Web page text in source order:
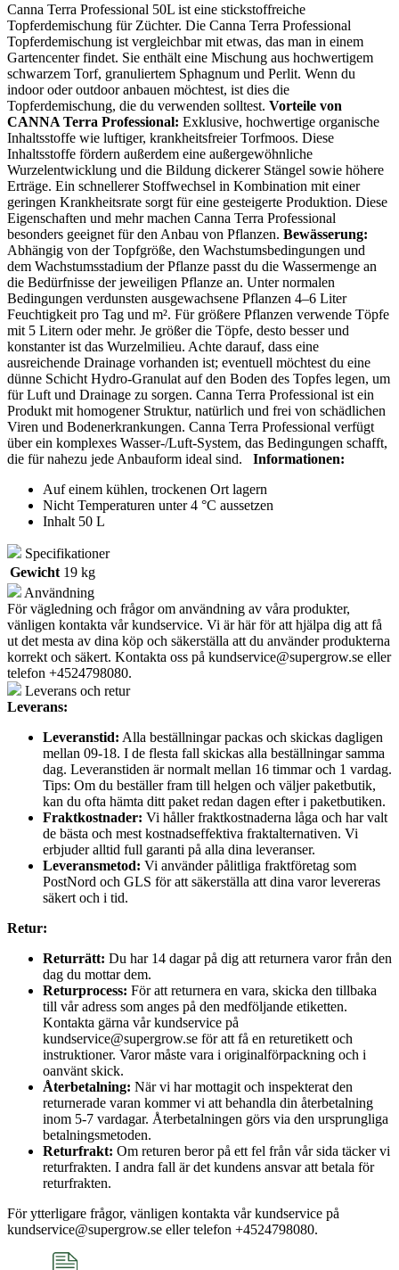
Canna Terra Professional 50L ist eine stickstoffreiche
Topferdemischung für Züchter. Die Canna Terra Professional
Topferdemischung ist vergleichbar mit etwas, das man in einem
Gartencenter findet. Sie enthält eine Mischung aus hochwertigem
schwarzem Torf, granuliertem Sphagnum und Perlit. Wenn du
indoor oder outdoor anbauen möchtest, ist dies die
Topferdemischung, die du verwenden solltest. Vorteile von
CANNA Terra Professional: Exklusive, hochwertige organische
Inhaltsstoffe wie luftiger, krankheitsfreier Torfmoos. Diese
Inhaltsstoffe fördern außerdem eine außergewöhnliche
Wurzelentwicklung und die Bildung dickerer Stängel sowie höhere
Erträge. Ein schnellerer Stoffwechsel in Kombination mit einer
geringen Krankheitsrate sorgt für eine gesteigerte Produktion. Diese
Eigenschaften und mehr machen Canna Terra Professional
besonders geeignet für den Anbau von Pflanzen. Bewässerung:
Abhängig von der Topfgröße, den Wachstumsbedingungen und
dem Wachstumsstadium der Pflanze passt du die Wassermenge an
die Bedürfnisse der jeweiligen Pflanze an. Unter normalen
Bedingungen verdunsten ausgewachsene Pflanzen 4–6 Liter
Feuchtigkeit pro Tag und m². Für größere Pflanzen verwende Töpfe
mit 5 Litern oder mehr. Je größer die Töpfe, desto besser und
konstanter ist das Wurzelmilieu. Achte darauf, dass eine
ausreichende Drainage vorhanden ist; eventuell möchtest du eine
dünne Schicht Hydro-Granulat auf den Boden des Topfes legen, um
für Luft und Drainage zu sorgen. Canna Terra Professional ist ein
Produkt mit homogener Struktur, natürlich und frei von schädlichen
Viren und Bodenerkrankungen. Canna Terra Professional verfügt
über ein komplexes Wasser-/Luft-System, das Bedingungen schafft,
die für nahezu jede Anbauform ideal sind. Informationen:
Auf einem kühlen, trockenen Ort lagern
Nicht Temperaturen unter 4 °C aussetzen
Inhalt 50 L
Specifikationer
Gewicht 19 kg
Användning
För vägledning och frågor om användning av våra produkter,
vänligen kontakta vår kundservice. Vi är här för att hjälpa dig att få
ut det mesta av dina köp och säkerställa att du använder produkterna
korrekt och säkert. Kontakta oss på kundservice@supergrow.se eller
telefon +4524798080.
Leverans och retur
Leverans:
Leveranstid: Alla beställningar packas och skickas dagligen
mellan 09-18. I de flesta fall skickas alla beställningar samma
dag. Leveranstiden är normalt mellan 16 timmar och 1 vardag.
Tips: Om du beställer fram till helgen och väljer paketbutik,
kan du ofta hämta ditt paket redan dagen efter i paketbutiken.
Fraktkostnader: Vi håller fraktkostnaderna låga och har valt
de bästa och mest kostnadseffektiva fraktalternativen. Vi
erbjuder alltid full garanti på alla dina leveranser.
Leveransmetod: Vi använder pålitliga fraktföretag som
PostNord och GLS för att säkerställa att dina varor levereras
säkert och i tid.
Retur:
Returrätt: Du har 14 dagar på dig att returnera varor från den
dag du mottar dem.
Returprocess: För att returnera en vara, skicka den tillbaka
till vår adress som anges på den medföljande etiketten.
Kontakta gärna vår kundservice på
kundservice@supergrow.se för att få en returetikett och
instruktioner. Varor måste vara i originalförpackning och i
oanvänt skick.
Återbetalning: När vi har mottagit och inspekterat den
returnerade varan kommer vi att behandla din återbetalning
inom 5-7 vardagar. Återbetalningen görs via den ursprungliga
betalningsmetoden.
Returfrakt: Om returen beror på ett fel från vår sida täcker vi
returfrakten. I andra fall är det kundens ansvar att betala för
returfrakten.
För ytterligare frågor, vänligen kontakta vår kundservice på
kundservice@supergrow.se eller telefon +4524798080.